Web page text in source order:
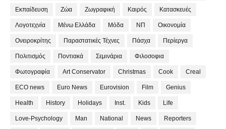
Εκπαίδευση Ζώα Ζωγραφική Καιρός Κατασκευές
Λογοτεχνία Μένω Ελλάδα Μόδα ΝΠ Οικονομία
Ονειροκρίτης Παραστατικές Τέχνες Πάσχα Περίεργα
Πολιτισμός Ποντιακά Σεμινάρια Φιλοσοφια
Φωτογραφία Art Conservator Christmas Cook Creal
ECO news Euro News Eurovision Film Genius
Health History Holidays Inst. Kids Life
Love-Psychology Man National News Reporters